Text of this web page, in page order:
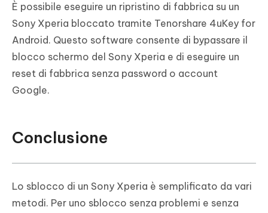
È possibile eseguire un ripristino di fabbrica su un
Sony Xperia bloccato tramite Tenorshare 4uKey for
Android. Questo software consente di bypassare il
blocco schermo del Sony Xperia e di eseguire un
reset di fabbrica senza password o account
Google.
Conclusione
Lo sblocco di un Sony Xperia è semplificato da vari
metodi. Per uno sblocco senza problemi e senza